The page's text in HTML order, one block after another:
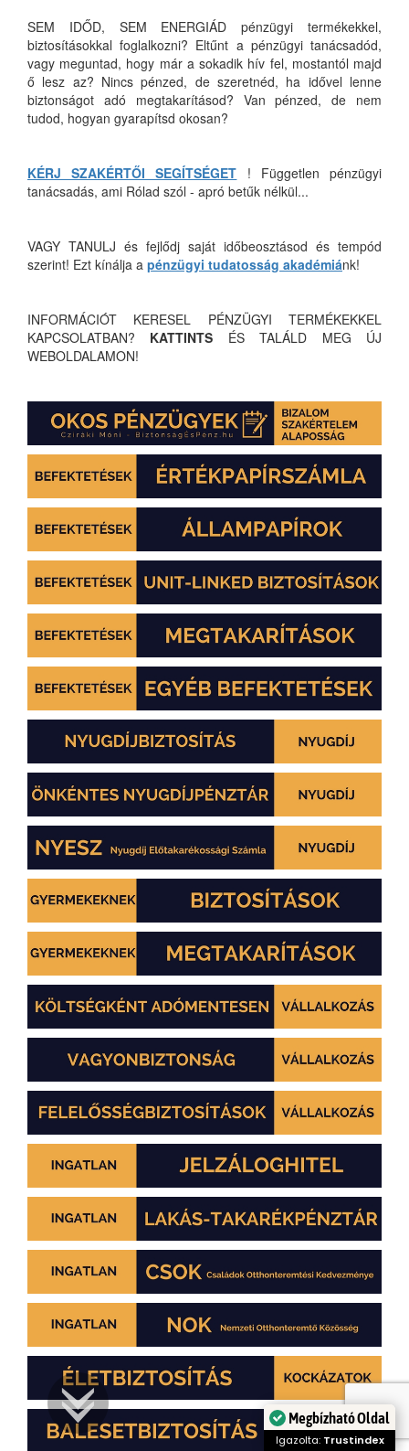
SEM IDŐD, SEM ENERGIÁD pénzügyi termékekkel,
biztosításokkal foglalkozni? Eltűnt a pénzügyi tanácsadód,
vagy meguntad, hogy már a sokadik hív fel, mostantól majd
ő lesz az? Nincs pénzed, de szeretnéd, ha idővel lenne
biztonságot adó megtakarításod? Van pénzed, de nem
tudod, hogyan gyarapítsd okosan?
KÉRJ SZAKÉRTŐI SEGÍTSÉGET ! Független pénzügyi
tanácsadás, ami Rólad szól - apró betűk nélkül...
VAGY TANULJ és fejlődj saját időbeosztásod és tempód
szerint! Ezt kínálja a pénzügyi tudatosság akadémiánk!
INFORMÁCIÓT KERESEL PÉNZÜGYI TERMÉKEKKEL
KAPCSOLATBAN? KATTINTS ÉS TALÁLD MEG ÚJ
WEBOLDALAMON!
Megbízható Oldal
Igazolta: Trustindex